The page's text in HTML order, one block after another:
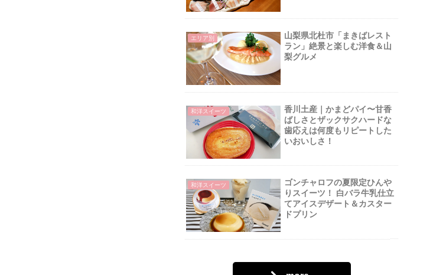
エリア別
山梨県北杜市「まきばレスト
ラン」絶景と楽しむ洋食＆山
梨グルメ
和洋スイーツ
香川土産｜かまどパイ〜甘香
ばしさとザックサクハードな
歯応えは何度もリピートした
いおいしさ！
和洋スイーツ
ゴンチャロフの夏限定ひんや
りスイーツ！ 白バラ牛乳仕立
てアイスデザート＆カスター
ドプリン